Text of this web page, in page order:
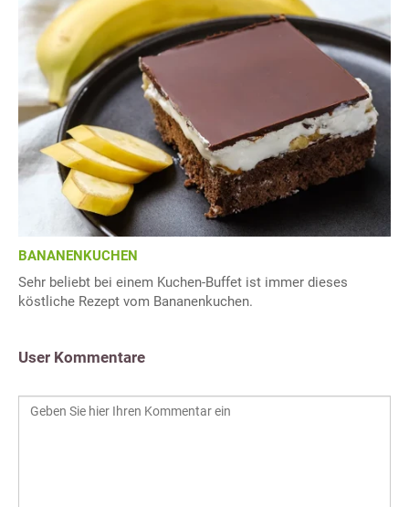
BANANENKUCHEN
Sehr beliebt bei einem Kuchen-Buffet ist immer dieses
köstliche Rezept vom Bananenkuchen.
User Kommentare